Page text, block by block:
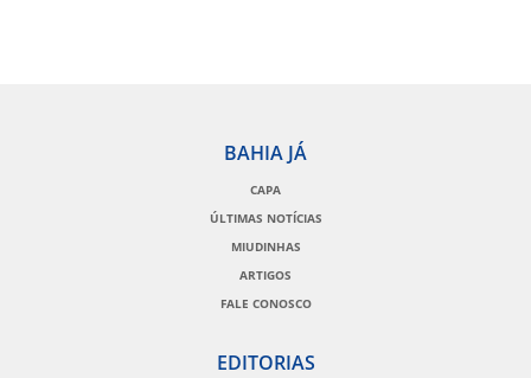
BAHIA JÁ
CAPA
ÚLTIMAS NOTÍCIAS
MIUDINHAS
ARTIGOS
FALE CONOSCO
EDITORIAS